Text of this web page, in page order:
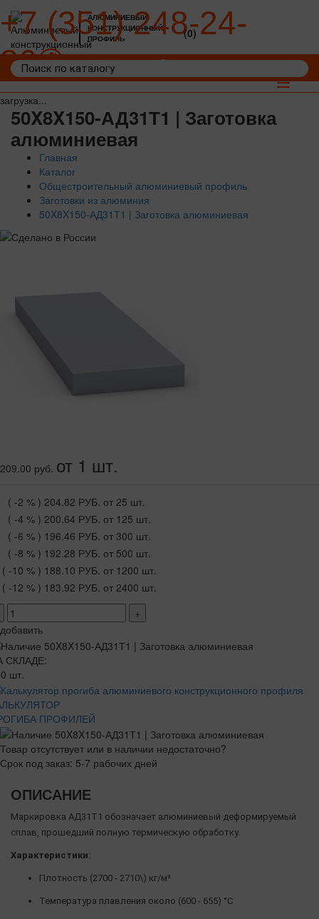
загрузка...
АЛЮМИНИЕВЫЙ
КОНСТРУКЦИОННЫЙ
ПРОФИЛЬ
+7 (351) 248-24-
36
(0)
Toggle
50X8X150-АД31Т1 | Заготовка
алюминиевая
Главная
Каталог
Общестроительный алюминиевый профиль
Заготовки из алюминия
50X8X150-АД31Т1 | Заготовка алюминиевая
209.00 руб. от 1 шт.
( -2 % ) 204.82 РУБ. от 25 шт.
( -4 % ) 200.64 РУБ. от 125 шт.
( -6 % ) 196.46 РУБ. от 300 шт.
( -8 % ) 192.28 РУБ. от 500 шт.
( -10 % ) 188.10 РУБ. от 1200 шт.
( -12 % ) 183.92 РУБ. от 2400 шт.
+
добавить
СКЛАДЕ:
шт.
ПРОФИЛЕЙ
Товар отсутствует или в наличии недостаточно?
Срок под заказ: 5-7 рабочих дней
ОПИСАНИЕ
Маркировка АД31Т1 обозначает алюминиевый деформируемый
сплав, прошедший полную термическую обработку.
Характеристики:
Плотность (2700 - 2710\) кг/м³
Температура плавления около (600 - 655) °C